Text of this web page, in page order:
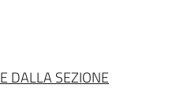
DALLA SEZIONE